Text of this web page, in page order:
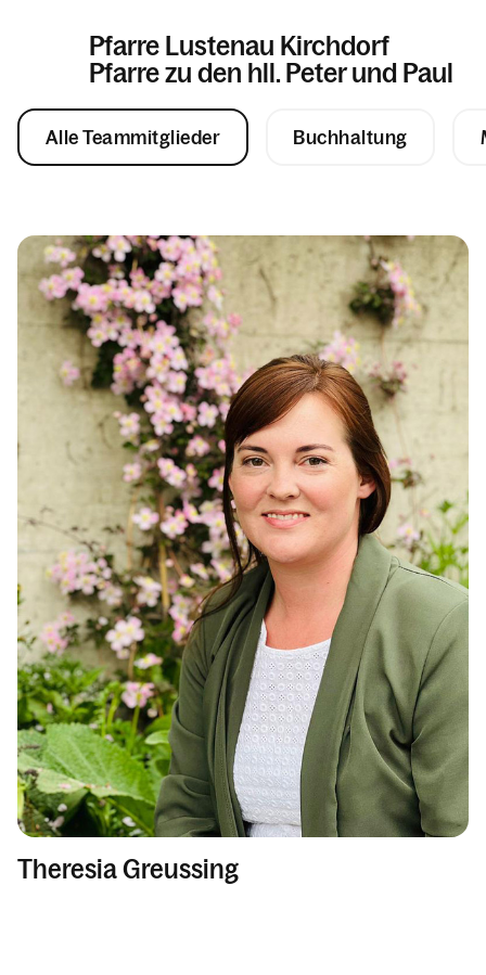
Pfarre Lustenau Kirchdorf
Pfarre zu den hll. Peter und Paul
Informationen
Kalender
Personen
Kontakt
Alle Teammitglieder Buchhaltung
Theresia Greussing